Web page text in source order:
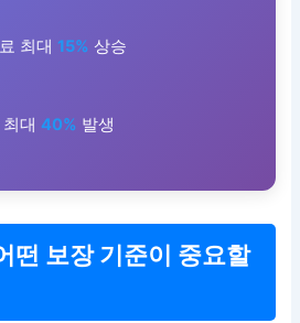
최대 15% 상승
최대40% 발생
떤 보장 기준이 중요할